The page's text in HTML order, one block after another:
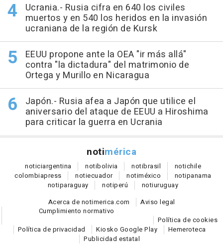
Ucrania.- Rusia cifra en 640 los civiles
muertos y en 540 los heridos en la invasión
ucraniana de la región de Kursk
EEUU propone ante la OEA "ir más allá"
contra "la dictadura" del matrimonio de
Ortega y Murillo en Nicaragua
Japón.- Rusia afea a Japón que utilice el
aniversario del ataque de EEUU a Hiroshima
para criticar la guerra en Ucrania
notimérica
noticiargentina notibolivia notibrasil notichile
colombiapress notiecuador notiméxico notipanama
notiparaguay notiperú notiuruguay
Acerca de notimerica.com
Aviso legal
Cumplimiento normativo
Política de cookies
Política de privacidad
Kiosko Google Play
Hemeroteca
Publicidad estatal